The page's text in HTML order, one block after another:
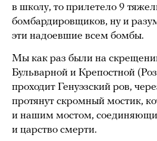
в школу, то прилетело 9
бомбардировщиков, ну и
эти надоевшие всем бомбы.
Мы как раз были на
Бульварной и Крепостной
проходит Генуэзский ров,
протянут скромный мостик,
и нашим мостом,
и царство смерти.